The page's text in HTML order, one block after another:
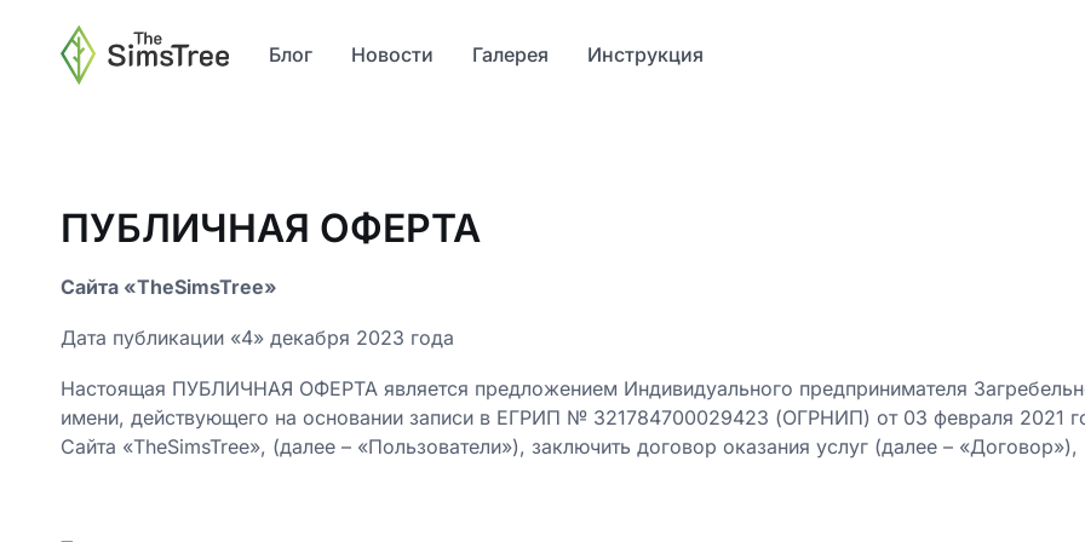
Блог Новости Галерея Инструкция
ПУБЛИЧНАЯ ОФЕРТА
Сайта «TheSimsTree»
Дата публикации «4» декабря 2023 года
Настоящая ПУБЛИЧНАЯ ОФЕРТА является предложением Индивидуального предпринимателя
имени, действующего на основании записи в ЕГРИП № 321784700029423 (ОГРНИП) от 03 февраля 2021
Сайта «TheSimsTree», (далее – «Пользователи»), заключить договор оказания услуг (далее –